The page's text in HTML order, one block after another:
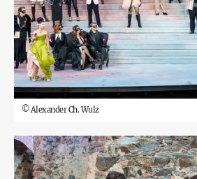
©Alexander Ch. Wulz